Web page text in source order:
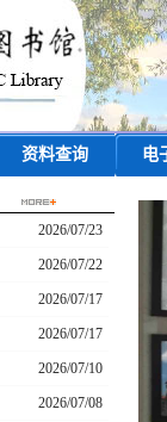
资料查询 电
2026/07/23
2026/07/22
2026/07/17
2026/07/17
2026/07/10
2026/07/08